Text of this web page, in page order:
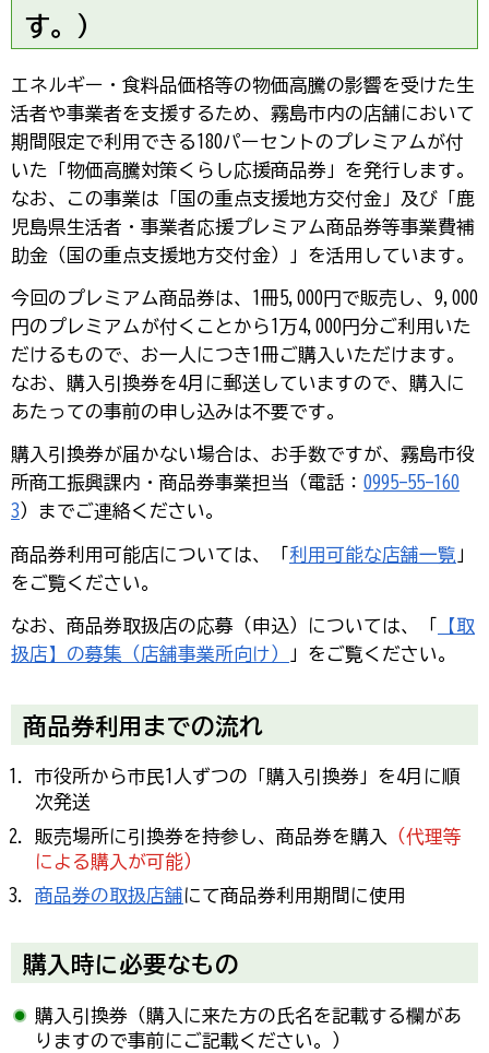
す。）
エネルギー・食料品価格等の物価高騰の影響を受けた生
活者や事業者を支援するため、霧島市内の店舗において
期間限定で利用できる180パーセントのプレミアムが付
いた「物価高騰対策くらし応援商品券」を発行します。
なお、この事業は「国の重点支援地方交付金」及び「鹿
児島県生活者・事業者応援プレミアム商品券等事業費補
助金（国の重点支援地方交付金）」を活用しています。
今回のプレミアム商品券は、1冊5,000円で販売し、9,000
円のプレミアムが付くことから1万4,000円分ご利用いた
だけるもので、お一人につき1冊ご購入いただけます。
なお、購入引換券を4月に郵送していますので、購入に
あたっての事前の申し込みは不要です。
購入引換券が届かない場合は、お手数ですが、霧島市役
所商工振興課内・商品券事業担当（電話： 0995-55-160
3 ）までご連絡ください。
商品券利用可能店については、「 利用可能な店舗一覧 」
をご覧ください。
なお、商品券取扱店の応募（申込）については、「
【取
扱店】の募集（店舗事業所向け）
」をご覧ください。
商品券利用までの流れ
市役所から市民1人ずつの「購入引換券」を4月に順
次発送
販売場所に引換券を持参し、商品券を購入
（代理等
による購入が可能）
商品券の取扱店舗にて商品券利用期間に使用
購入時に必要なもの
購入引換券（購入に来た方の氏名を記載する欄があ
りますので事前にご記載ください。）